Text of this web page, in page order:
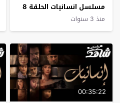
مسلسل انسانيات الحلقة 8
منذ 3 سنوات
00:35:22